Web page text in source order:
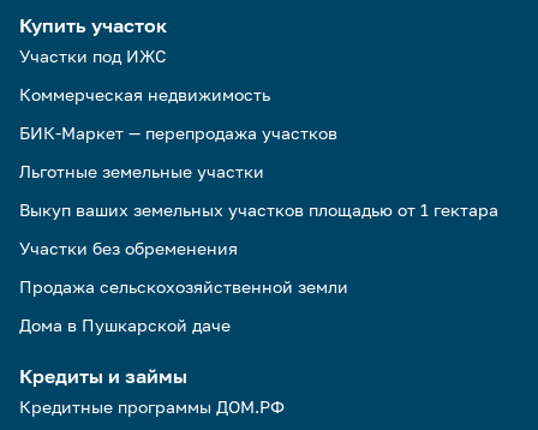
Купить участок
Участки под ИЖС
Коммерческая недвижимость
БИК-Маркет — перепродажа участков
Льготные земельные участки
Выкуп ваших земельных участков площадью от 1 гектара
Участки без обременения
Продажа сельскохозяйственной земли
Дома в Пушкарской даче
Кредиты и займы
Кредитные программы ДОМ.РФ